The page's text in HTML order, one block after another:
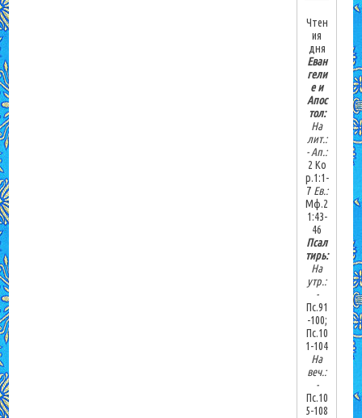
Чтен
ия
дня
Еван
гели
е и
Апос
тол:
На
лит.:
-Ап.:
2 Ко
р.1:1-
7Ев.:
Мф.2
1:43-
46
Псал
тирь:
На
утр.:
-
Пс.91
-100;
Пс.10
1-104
На
веч.:
-
Пс.10
5-108